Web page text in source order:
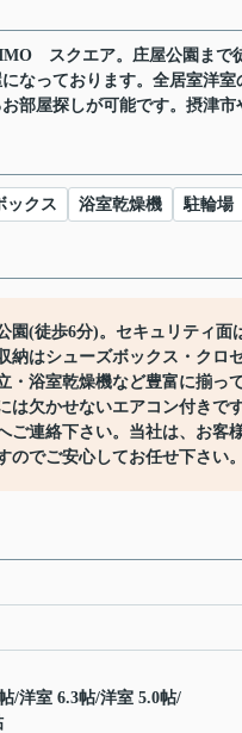
スクエア。庄屋公園まで
なっております。全居室洋
部屋探しが可能です。摂津
ックス 浴室乾燥機 駐輪場
園(徒歩6分)。セキュリティ
納はシューズボックス・クロ
・浴室乾燥機など豊富に揃っ
は欠かせないエアコン付きで
ご連絡下さい。当社は、お客
のでご安心してお任せ下さい。
/洋室 6.3帖/洋室 5.0帖/